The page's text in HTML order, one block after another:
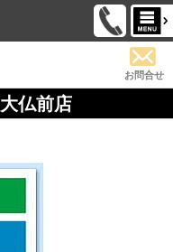
お問合せ
仏前店